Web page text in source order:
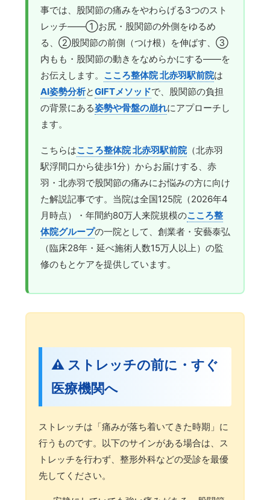
事では、股関節の痛みをやわらげる3つのスト
レッチ——①お尻・股関節の外側をゆるめ
る、②股関節の前側（つけ根）を伸ばす、③
内もも・股関節の動きをなめらかにする——を
お伝えします。 こころ整体院 北赤羽駅前院は
AI姿勢分析とGIFTメソッドで、股関節の負担
の背景にある姿勢や骨盤の崩れにアプローチし
ます。
こちらはこころ整体院 北赤羽駅前院（北赤羽
駅浮間口から徒歩1分）からお届けする、赤
羽・北赤羽で股関節の痛みにお悩みの方に向け
た解説記事です。当院は全国125院（2026年4
月時点）・年間約80万人来院規模のこころ整
体院グループの一院として、創業者・安藝泰弘
（臨床28年・延べ施術人数15万人以上）の監
修のもとケアを提供しています。
⚠️ ストレッチの前に・すぐ
医療機関へ
ストレッチは「痛みが落ち着いてきた時期」に
行うものです。以下のサインがある場合は、ス
トレッチを行わず、整形外科などの受診を最優
先してください。